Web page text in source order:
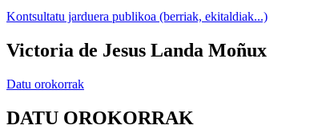
Kontsultatu jarduera publikoa (berriak, ekitaldiak...)
Victoria de Jesus Landa Moñux
Datu orokorrak
DATU OROKORRAK